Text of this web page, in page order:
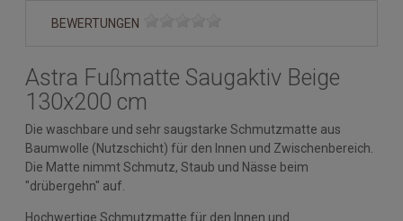
BEWERTUNGEN
Astra Fußmatte Saugaktiv Beige
130x200 cm
Die waschbare und sehr saugstarke Schmutzmatte aus
Baumwolle (Nutzschicht) für den Innen und Zwischenbereich.
Die Matte nimmt Schmutz, Staub und Nässe beim
"drübergehn" auf.
Hochwertige Schmutzmatte für den Innen und